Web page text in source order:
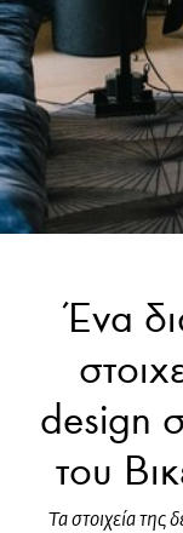
Ένα
design
του
Τα στοιχεία της